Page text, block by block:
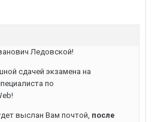
Ледовской!
сдачей экзамена на
по
выслан Вам почтой, после